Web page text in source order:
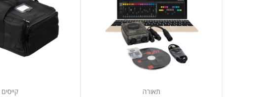
תאורה
קייסים